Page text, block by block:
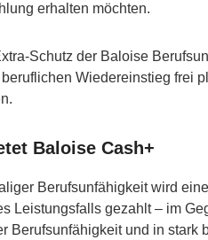
erhalten möchten.
Schutz der Baloise
Wiedereinstieg frei
Baloise Cash+
Berufsunfähigkeit wird
Leistungsfalls gezahlt – im
Berufsunfähigkeit und in stark